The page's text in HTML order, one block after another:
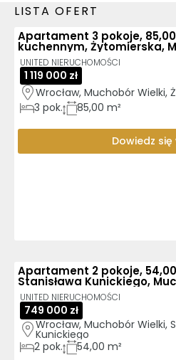
LISTA OFERT
Apartament 3 pokoje,
kuchennym, Żytomierska,
UNITED NIERUCHOMOŚCI
1 119 000 zł
Wrocław, Muchobór Wielki,
3 pok. 85,00 m²
Dowiedz
Apartament 2 pokoje,
Stanisława Kunickiego,
UNITED NIERUCHOMOŚCI
749 000 zł
Wrocław, Muchobór Wielki,
Kunickiego
2 pok. 54,00 m²